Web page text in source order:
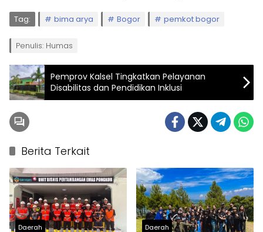
Tag: bima arya Bogor pemkot bogor
Penulis: Humas
Pemprov Kalsel Tingkatkan Pelayanan
Disabilitas dan Pendidikan Inklusi
Berita Terkait
Daerah Daerah